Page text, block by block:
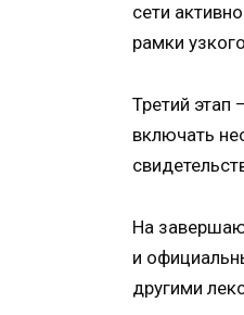
сети
рамки
Третий этап
включать
На
и
другими